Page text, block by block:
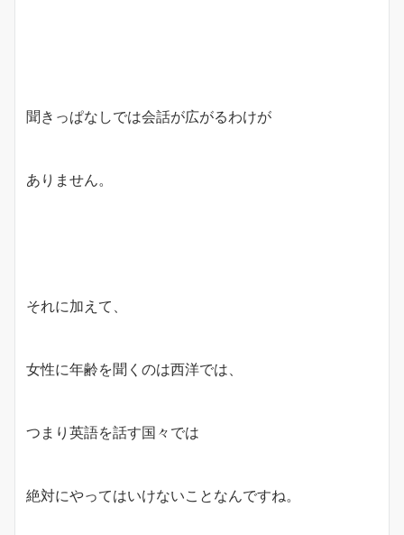
聞きっぱなしでは会話が広がるわけが
ありません。
それに加えて、
女性に年齢を聞くのは西洋では、
つまり英語を話す国々では
絶対にやってはいけないことなんですね。